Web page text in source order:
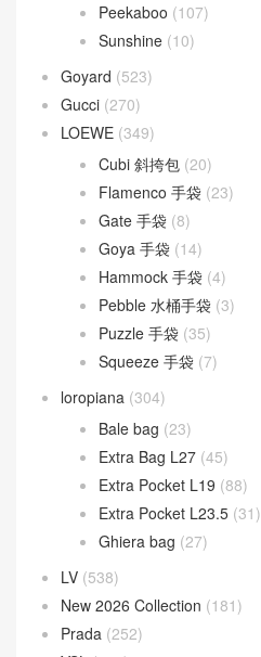
Peekaboo (107)
Sunshine (10)
Goyard (523)
Gucci (270)
LOEWE (349)
Cubi 斜挎包 (20)
Flamenco 手袋 (23)
Gate 手袋 (8)
Goya 手袋 (14)
Hammock 手袋 (4)
Pebble 水桶手袋 (3)
Puzzle 手袋 (35)
Squeeze 手袋 (7)
loropiana (304)
Bale bag (23)
Extra Bag L27 (45)
Extra Pocket L19 (88)
Extra Pocket L23.5 (31)
Ghiera bag (27)
LV (538)
New 2026 Collection (181)
Prada (252)